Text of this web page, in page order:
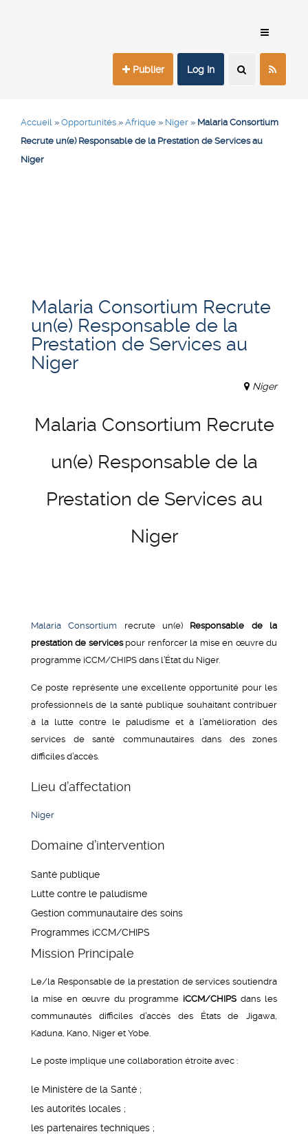
Publier Log In
Accueil » Opportunités » Afrique » Niger » Malaria Consortium
Recrute un(e) Responsable de la Prestation de Services au
Niger
Malaria Consortium Recrute
un(e) Responsable de la
Prestation de Services au
Niger
Niger
Malaria Consortium Recrute
un(e) Responsable de la
Prestation de Services au
Niger
Malaria Consortium recrute un(e) Responsable de la
prestation de servicespour renforcer la mise en œuvre du
programme iCCM/CHIPS dans l’État du Niger.
Ce poste représente une excellente opportunité pour les
professionnels de la santé publique souhaitant contribuer
à la lutte contre le paludisme et à l’amélioration des
services de santé communautaires dans des zones
difficiles d’accès.
Lieu d’affectation
Niger
Domaine d’intervention
Santé publique
Lutte contre le paludisme
Gestion communautaire des soins
Programmes iCCM/CHIPS
Mission Principale
Le/la Responsable de la prestation de services soutiendra
la mise en œuvre du programme iCCM/CHIPS dans les
communautés difficiles d’accès des États de Jigawa,
Kaduna, Kano, Niger et Yobe.
Le poste implique une collaboration étroite avec :
le Ministère de la Santé ;
les autorités locales ;
les partenaires techniques ;